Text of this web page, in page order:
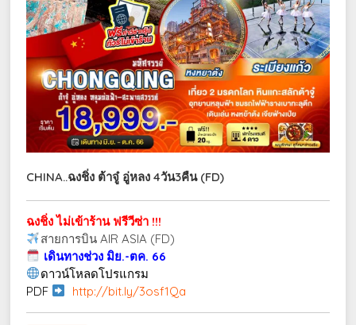
CHINA..ฉงชิ่ง ต้าจู๋ อู่หลง 4วัน3คืน (FD)
ฉงชิ่ง ไม่เข้าร้าน ฟรีวีซ่า !!!
สายการบิน AIR ASIA (FD)
เดินทางช่วง มิย.-ตค. 66
ดาวน์โหลดโปรแกรม
PDF
http://bit.ly/3osf1Qa